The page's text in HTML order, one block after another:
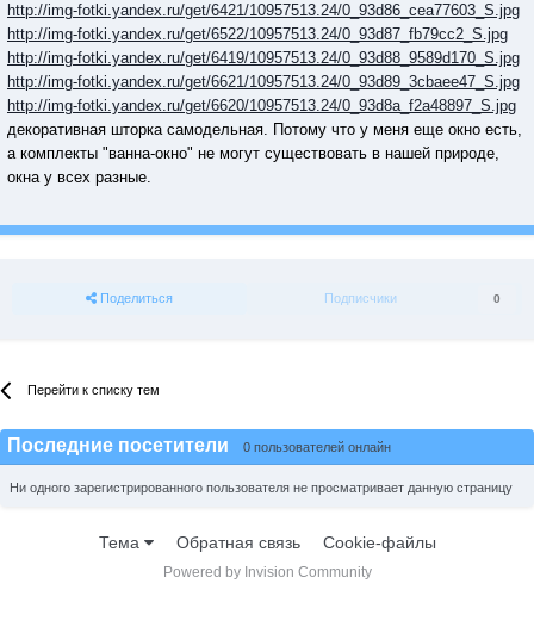
http://img-fotki.yandex.ru/get/6421/10957513.24/0_93d86_cea77603_S.jpg
http://img-fotki.yandex.ru/get/6522/10957513.24/0_93d87_fb79cc2_S.jpg
http://img-fotki.yandex.ru/get/6419/10957513.24/0_93d88_9589d170_S.jpg
http://img-fotki.yandex.ru/get/6621/10957513.24/0_93d89_3cbaee47_S.jpg
http://img-fotki.yandex.ru/get/6620/10957513.24/0_93d8a_f2a48897_S.jpg
декоративная шторка самодельная. Потому что у меня еще окно есть,
а комплекты "ванна-окно" не могут существовать в нашей природе,
окна у всех разные.
Поделиться Подписчики 0
Перейти к списку тем
Последние посетители 0 пользователей онлайн
Ни одного зарегистрированного пользователя не просматривает данную страницу
Тема Обратная связь Cookie-файлы
Powered by Invision Community